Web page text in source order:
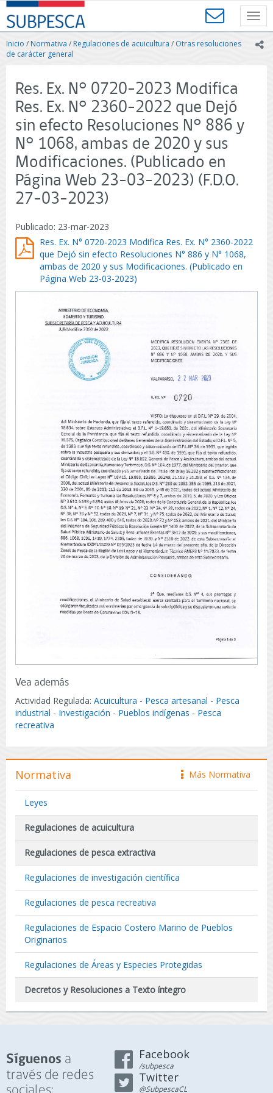
Contenido
principal
SUBPESCA
-
Subsecretaría
de
Acuicultura
Gobierno
de
Chile
Inicio /Normativa / Regulaciones de acuicultura / Otras resoluciones
de carácter general
Res. Ex. N° 0720-2023 Modifica
Res. Ex. N° 2360-2022 que Dejó
sin efecto Resoluciones N° 886 y
N° 1068, ambas de 2020 y sus
Modificaciones. (Publicado en
Página Web 23-03-2023) (F.D.O.
27-03-2023)
Publicado: 23-mar-2023
Res. Ex. N° 0720-2023 Modifica Res. Ex. N° 2360-2022
que Dejó sin efecto Resoluciones N° 886 y N° 1068,
ambas de 2020 y sus Modificaciones. (Publicado en
Página Web 23-03-2023)
Vea además
Actividad Regulada: Acuicultura - Pesca artesanal - Pesca
industrial - Investigación - Pueblos indígenas - Pesca
recreativa
icono
Más Normativa
Normativa
Leyes
Regulaciones de acuicultura
Regulaciones de pesca extractiva
Regulaciones de investigación científica
Regulaciones de pesca recreativa
Regulaciones de Espacio Costero Marino de Pueblos
Originarios
Regulaciones de Áreas y Especies Protegidas
Decretos y Resoluciones a Texto íntegro
Síguenos a
través de redes
sociales:
Facebook
/subpesca
Twitter
@SubpescaCL